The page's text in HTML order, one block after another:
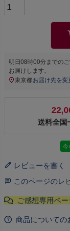
明日 08時00分 までの
お届けします。
東京都お届け先を変
送料全国
今
レビューを書く
このページのレ
商品についての